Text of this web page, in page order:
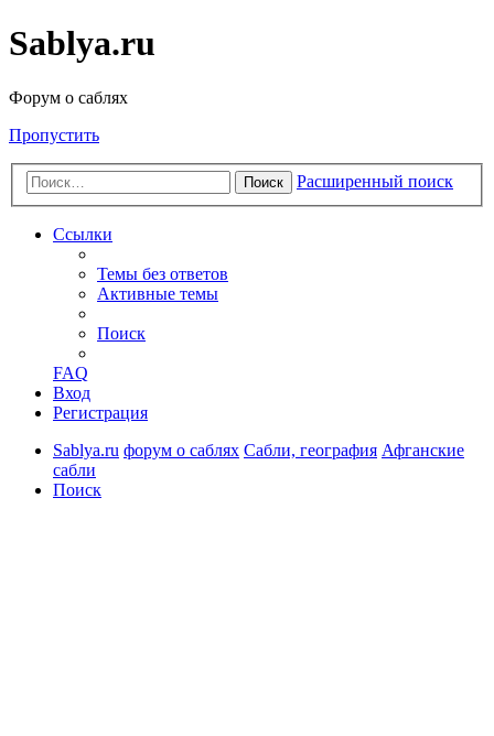
Sablya.ru
Форум о саблях
Пропустить
Поиск Расширенный поиск
Ссылки
Темы без ответов
Активные темы
Поиск
FAQ
Вход
Регистрация
Sablya.ru форум о саблях Сабли, география Афганские
сабли
Поиск